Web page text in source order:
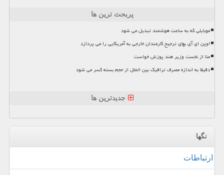
پربحث ترین ها
موبایلی که به ساعت هوشمند تبدیل می شود
اوپن ای آی بهای ترجیح کارمندان خارجی به آمریکایی را می پردازد
متا از نخست وزیر هند پوزش خواست
دقیقا به اندازه مصرف ترافیک بین الملل از حجم بسته کسر می شود
جدیدترین ها
تگها
ارتباطات